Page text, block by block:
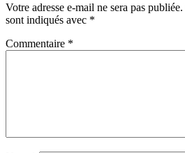
Votre adresse e-mail ne sera pas publiée.
sont indiqués avec *
Commentaire *